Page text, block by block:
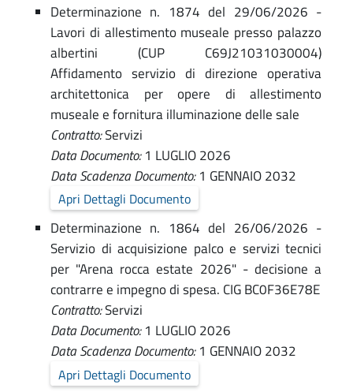
Determinazione n. 1874 del 29/06/2026 -
Lavori di allestimento museale presso palazzo
albertini (CUP C69J21031030004)
Affidamento servizio di direzione operativa
architettonica per opere di allestimento
museale e fornitura illuminazione delle sale
Contratto:Servizi
Data Documento:1 LUGLIO 2026
Data Scadenza Documento:1 GENNAIO 2032
Apri Dettagli Documento
Determinazione n. 1864 del 26/06/2026 -
Servizio di acquisizione palco e servizi tecnici
per "Arena rocca estate 2026" - decisione a
contrarre e impegno di spesa. CIG BC0F36E78E
Contratto:Servizi
Data Documento:1 LUGLIO 2026
Data Scadenza Documento:1 GENNAIO 2032
Apri Dettagli Documento